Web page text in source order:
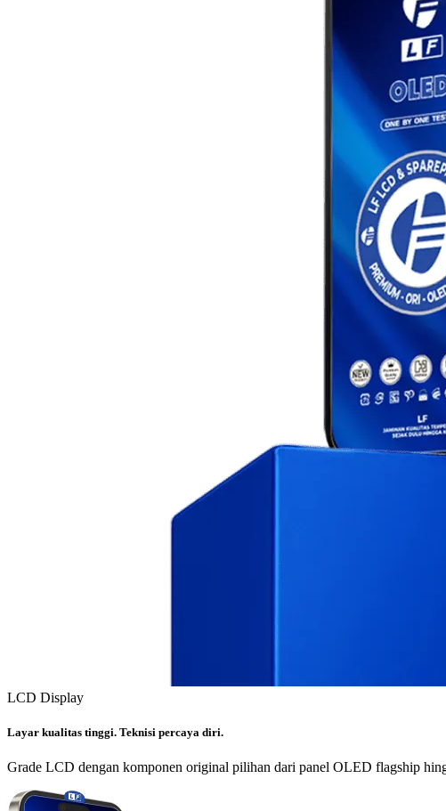
LCD Display
Layar kualitas tinggi. Teknisi percaya diri.
Grade LCD dengan komponen original pilihan dari panel OLED flagship